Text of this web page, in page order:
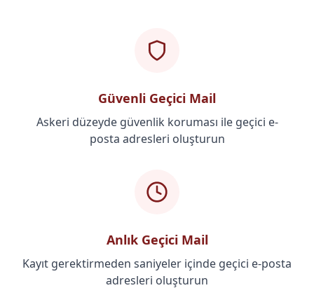
Güvenli Geçici Mail
Askeri düzeyde güvenlik koruması ile geçici e-
posta adresleri oluşturun
Anlık Geçici Mail
Kayıt gerektirmeden saniyeler içinde geçici e-posta
adresleri oluşturun